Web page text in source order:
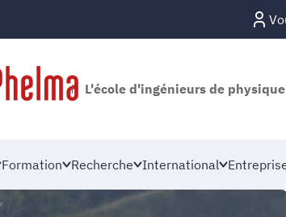
L'école d'ingénieurs de
Formation Recherche International